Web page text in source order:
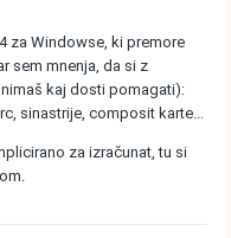
za Windowse, ki premore
sem mnenja, da si z
kaj dosti pomagati):
sinastrije, composit karte...
za izračunat, tu si